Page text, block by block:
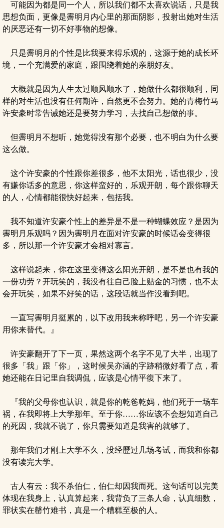
可能因为都是同一个人，所以我们都不太喜欢说话，只是我
思想负面，更像是霽明月内心里的那面阴影，投射出她对生活
的厌恶还有一切不好事物的想像。
只是霽明月的个性是比我要来得乐观的，这源于她的成长环
境，一个充满爱的家庭，跟围绕着她的亲朋好友。
大概就是因为人生太过顺风顺水了，她做什么都很顺利，同
样的对生活也没有任何期许，自然更不会努力。她的青梅竹马
许安豪时常告诫她还是要努力学习，去找自己想做的事。
但霽明月不想听，她觉得没有那个必要，也不明白为什么要
这么做。
这个许安豪的个性跟你差很多，他不太阳光，话也很少，没
有嫌你话多的意思，你这样蛮好的，乐观开朗，每个跟你聊天
的人，心情都能很快好起来，包括我。
我不知道许安豪个性上的差异是不是一种蝴蝶效应？是因为
霽明月乐观吗？因为霽明月在面对许安豪的时候话会变得很
多，所以那一个许安豪才会相对寡言。
这样说起来，你在这里变得这么阳光开朗，是不是也有我的
一份功劳？开玩笑的，我没有往自己脸上贴金的习惯，也不太
会开玩笑，如果不好笑的话，这段话就当作没看到吧。
一直写霽明月挺累的，以下改用我来称呼吧，另一个许安豪
用你来替代。』
许安豪翻开了下一页，果然这两个名字不见了大半，出现了
很多「我」跟「你」，这时候吴亦涵的字跡稍微好看了点，看
她还能在日记里自我调侃，应该是心情平復下来了。
『我的父母你也认识，就是你的乾爸乾妈，他们死于一场车
祸，在我即将上大学那年。至于你……你应该不会想知道自己
的死因，我就不说了，你只需要知道是我害的就够了。
那年我们才刚上大学不久，没经歷过几场考试，而我和你都
没有读完大学。
古人有云：我不杀伯仁，伯仁却因我而死。这句话可以完美
体现在我身上，认真算起来，我背负了三条人命，认真细数，
罪状实在罄竹难书，真是一个糟糕至极的人。